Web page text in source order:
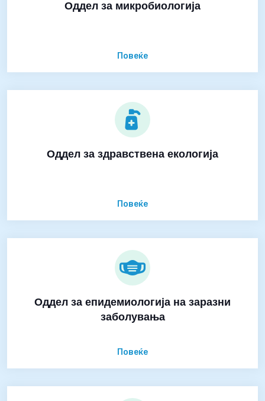
Оддел за микробиологија
Повеќе
Оддел за здравствена екологија
Повеќе
Оддел за епидемиологија на заразни
заболувања
Повеќе